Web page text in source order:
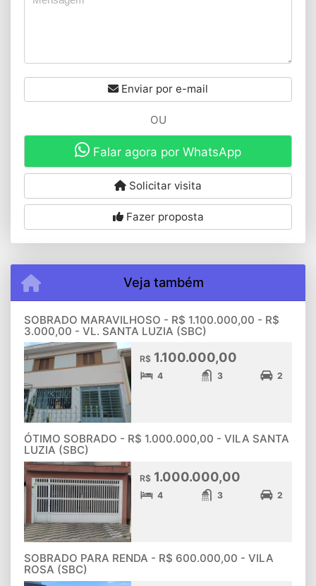
Enviar por e-mail
OU
Falar agora por WhatsApp
Solicitar visita
Fazer proposta
Veja também
SOBRADO MARAVILHOSO - R$ 1.100.000,00 - R$
3.000,00 - VL. SANTA LUZIA (SBC)
R$ 1.100.000,00
4 3 2
ÓTIMO SOBRADO - R$ 1.000.000,00 - VILA SANTA
LUZIA (SBC)
R$ 1.000.000,00
4 3 2
SOBRADO PARA RENDA - R$ 600.000,00 - VILA
ROSA (SBC)